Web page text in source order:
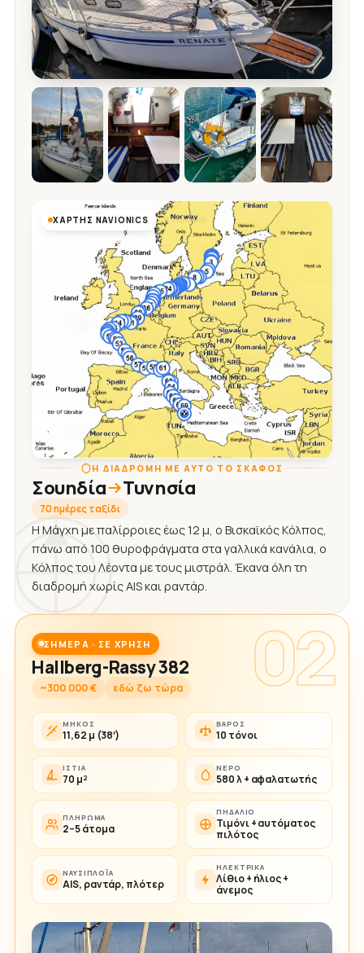
ΧΆΡΤΗΣ NAVIONICS
Η ΔΙΑΔΡΟΜΉ ΜΕ ΑΥΤΌ ΤΟ ΣΚΆΦΟΣ
Σουηδία Τυνησία
70 ημέρες ταξίδι
Η Μάγχη με παλίρροιες έως 12 μ, ο Βισκαϊκός Κόλπος,
πάνω από 100 θυροφράγματα στα γαλλικά κανάλια, ο
Κόλπος του Λέοντα με τους μιστράλ. Έκανα όλη τη
διαδρομή χωρίς AIS και ραντάρ.
02
ΣΉΜΕΡΑ · ΣΕ ΧΡΉΣΗ
Hallberg-Rassy 382
~300 000 € εδώ ζω τώρα
ΜΉΚΟΣ
11,62 μ (38′)
ΒΆΡΟΣ
10 τόνοι
ΙΣΤΊΑ
70 μ²
ΝΕΡΌ
580 λ + αφαλατωτής
ΠΛΉΡΩΜΑ
2–5 άτομα
ΠΗΔΆΛΙΟ
Τιμόνι + αυτόματος
πιλότος
ΝΑΥΣΙΠΛΟΪ́Α
AIS, ραντάρ, πλότερ
ΗΛΕΚΤΡΙΚΆ
Λίθιο + ήλιος +
άνεμος